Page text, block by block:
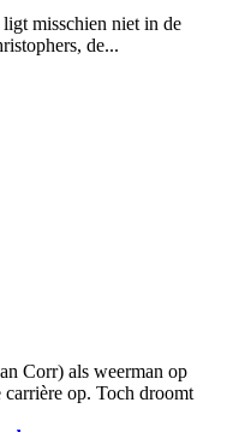
misschien niet in de
de...
Corr) als weerman op
op. Toch droomt